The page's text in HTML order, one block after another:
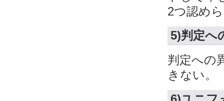
2つ認め
5)判定へ
判定への
きない。